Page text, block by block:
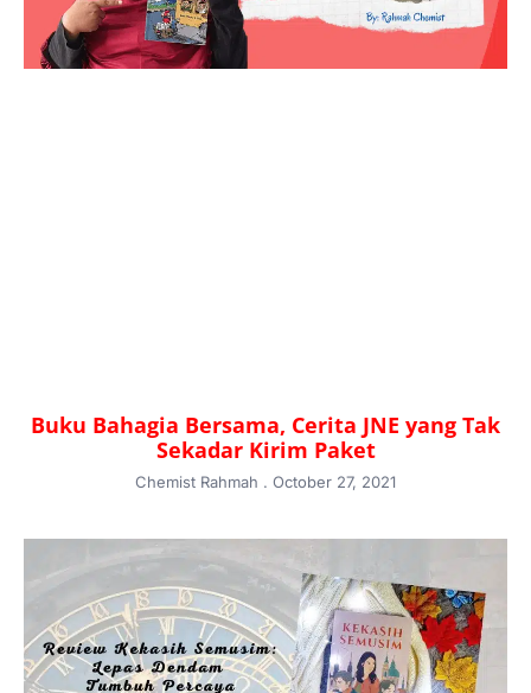
Buku Bahagia Bersama, Cerita JNE yang Tak
Sekadar Kirim Paket
Chemist Rahmah October 27, 2021